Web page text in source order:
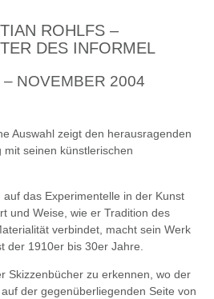
ROHLFS –
DES INFORMEL
NOVEMBER 2004
Auswahl zeigt den herausragenden
seinen künstlerischen
das Experimentelle in der Kunst
und Weise, wie er Tradition des
verbindet, macht sein Werk
der 1910er bis 30er Jahre.
Skizzenbücher zu erkennen, wo der
der gegenüberliegenden Seite von